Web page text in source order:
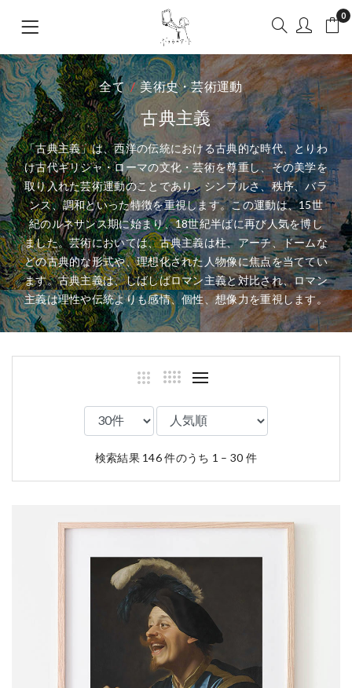
0
全て 美術史・芸術運動
古典主義
「古典主義」は、西洋の伝統における古典的な時代、とりわ
け古代ギリシャ・ローマの文化・芸術を尊重し、その美学を
取り入れた芸術運動のことであり、シンプルさ、秩序、バラ
ンス、調和といった特徴を重視します。この運動は、15世
紀のルネサンス期に始まり、18世紀半ばに再び人気を博し
ました。芸術においては、古典主義は柱、アーチ、ドームな
どの古典的な形式や、理想化された人物像に焦点を当ててい
ます。古典主義は、しばしばロマン主義と対比され、ロマン
主義は理性や伝統よりも感情、個性、想像力を重視します。
検索結果 146 件のうち 1 – 30 件